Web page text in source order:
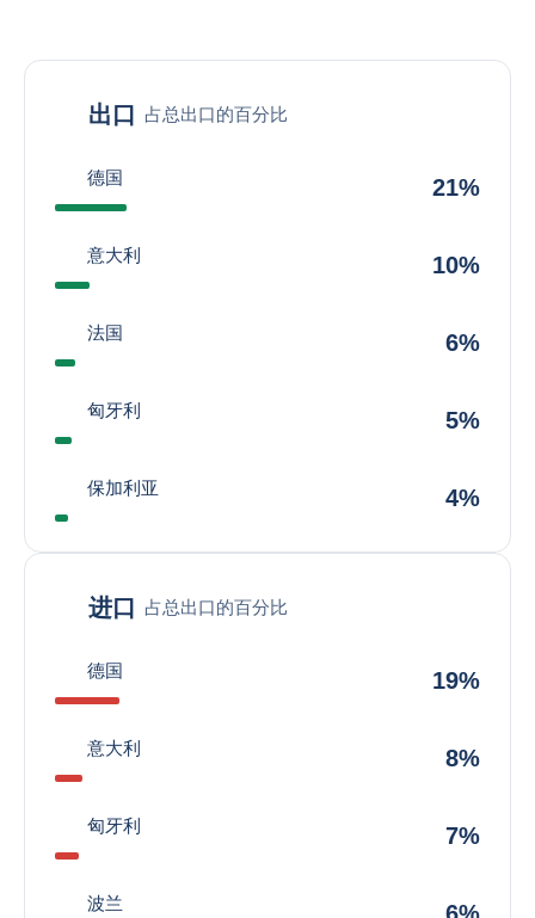
出口 占总出口的百分比
德国 21%
意大利 10%
法国 6%
匈牙利 5%
保加利亚 4%
进口 占总出口的百分比
德国 19%
意大利 8%
匈牙利 7%
波兰